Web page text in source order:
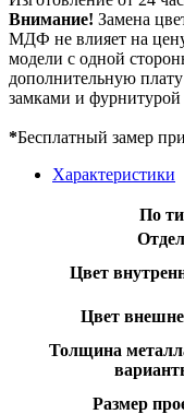
Внимание! Замена
МДФ не влияет на
модели с одной
дополнительную
замками и фурнитурой
*Бесплатный замер
Характеристики
По
Цвет
Цвет
Толщина
Размер